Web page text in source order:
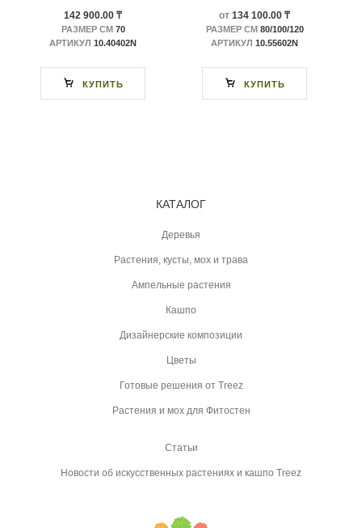
142 900.00 ₸
РАЗМЕР СМ70
АРТИКУЛ 10.40402N
КУПИТЬ
от 134 100.00 ₸
РАЗМЕР СМ80/100/120
АРТИКУЛ 10.55602N
КУПИТЬ
КАТАЛОГ
Деревья
Растения, кусты, мох и трава
Ампельные растения
Кашпо
Дизайнерские композиции
Цветы
Готовые решения от Treez
Растения и мох для Фитостен
Статьи
Новости об искусственных растениях и кашпо Treez